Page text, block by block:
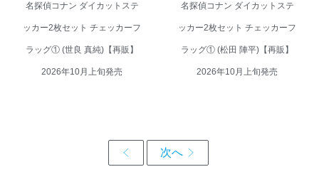
名探偵コナン ダイカットステ
ッカー2枚セット チェッカーフ
ラッグ① (世良 真純)【再販】
2026年10月上旬発売
名探偵コナン ダイカットステ
ッカー2枚セット チェッカーフ
ラッグ① (松田 陣平)【再販】
2026年10月上旬発売